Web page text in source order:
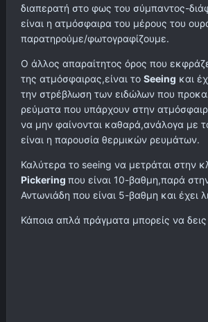
διαπερατή στο φως του σύμπαντος-
είναι η ατμόσφαιρα του μέρους του
παρατηρούμε/φωτογραφίζουμε.
Ο άλλος απαραίτητος όρος που
της ατμόσφαιρας,είναι το Seeing και
την στρέβλωση των ειδώλων που
ρεύματα που υπάρχουν στην
να μην φαίνονται καθαρά,ανάλογα με
είναι η παρουσία θερμικών ρευμάτων.
Καλύτερα το seeing να μετράται στην
Pickering που είναι 10-βαθμη,παρά
Αντωνιάδη που είναι 5-βαθμη και έχει
Κάποια απλά πράγματα μπορείς να